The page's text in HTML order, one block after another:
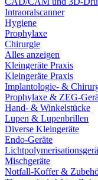
Intraoralscanner
Hygiene
Prophylaxe
Chirurgie
Alles anzeigen
Kleingeräte Praxis
Kleingeräte Praxis
Implantologie- &
Prophylaxe & ZEG-
Hand- & Winkelstücke
Lupen & Lupenbrillen
Diverse Kleingeräte
Endo-Geräte
Mischgeräte
Notfall-Koffer &